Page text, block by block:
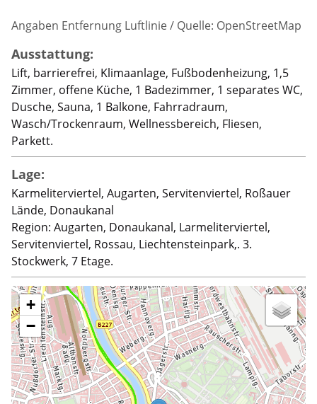
Angaben Entfernung Luftlinie / Quelle: OpenStreetMap
Ausstattung:
Lift, barrierefrei, Klimaanlage, Fußbodenheizung, 1,5
Zimmer, offene Küche, 1 Badezimmer, 1 separates WC,
Dusche, Sauna, 1 Balkone, Fahrradraum,
Wasch/Trockenraum, Wellnessbereich, Fliesen,
Parkett.
Lage:
Karmeliterviertel, Augarten, Servitenviertel, Roßauer
Lände, Donaukanal
Region: Augarten, Donaukanal, Larmeliterviertel,
Servitenviertel, Rossau, Liechtensteinpark,. 3.
Stockwerk, 7 Etage.
+
−